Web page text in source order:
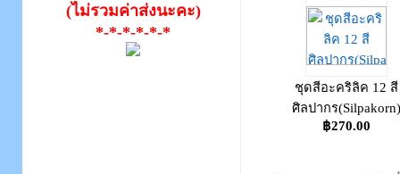
(ไม่รวมค่าส่งนะคะ)
*-*-*-*-*-*
ชุดสีอะคริลิค 12 สี
ศิลปากร(Silpakorn)
฿270.00